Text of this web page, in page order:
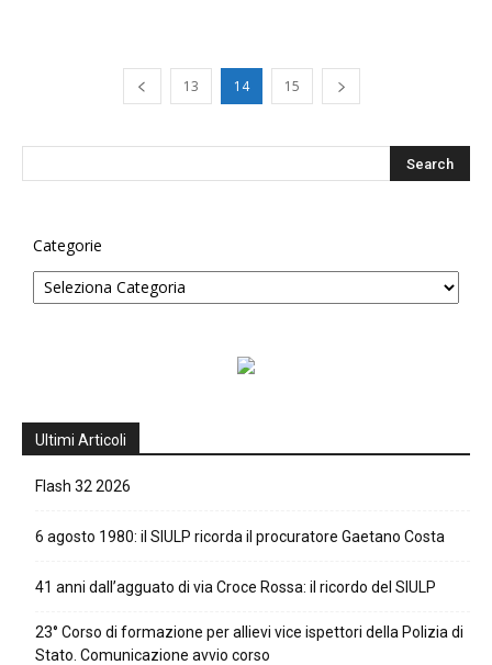
13 14 15
Categorie
Ultimi Articoli
Flash 32 2026
6 agosto 1980: il SIULP ricorda il procuratore Gaetano Costa
41 anni dall’agguato di via Croce Rossa: il ricordo del SIULP
23° Corso di formazione per allievi vice ispettori della Polizia di
Stato. Comunicazione avvio corso